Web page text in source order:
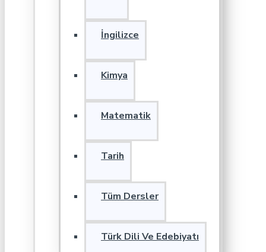
İngilizce
Kimya
Matematik
Tarih
Tüm Dersler
Türk Dili Ve Edebiyatı